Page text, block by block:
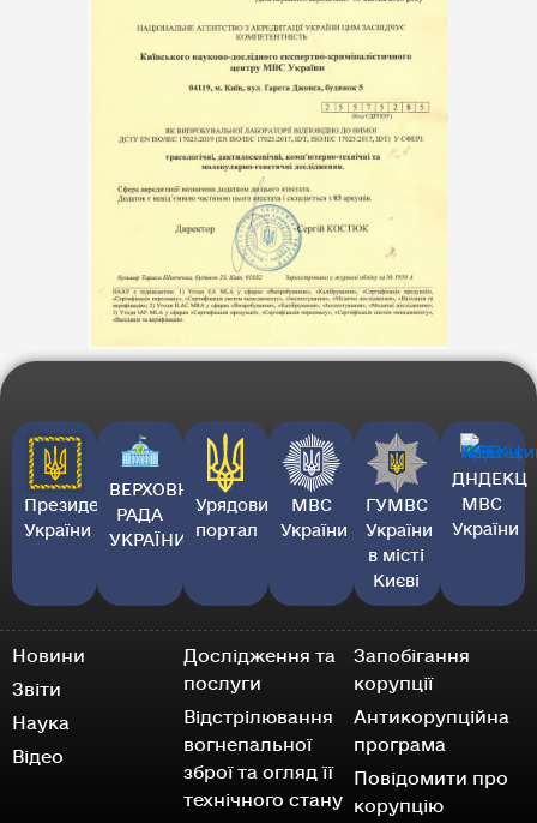
Президент
України
ВЕРХОВНА
РАДА
УКРАЇНИ
Урядовий
портал
МВС
України
ГУМВС
України
в місті
Києві
ДНДЕКЦ
МВС
України
Новини
Звіти
Наука
Відео
Дослідження та
послуги
Відстрілювання
вогнепальної
зброї та огляд її
технічного стану
Запобігання
корупції
Антикорупційна
програма
Повідомити про
корупцію